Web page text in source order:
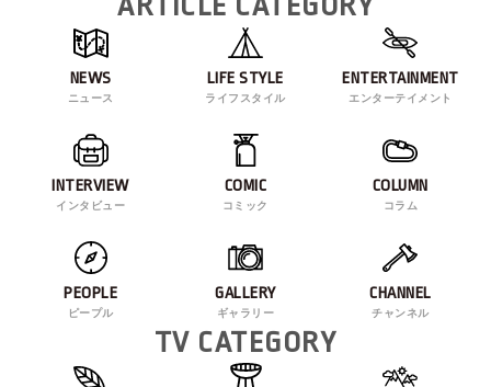
NEWS
ニュース
LIFE STYLE
ライフスタイル
ENTERTAINMENT
エンターテイメント
INTERVIEW
インタビュー
COMIC
コミック
COLUMN
コラム
PEOPLE
ピープル
GALLERY
ギャラリー
CHANNEL
チャンネル
TV CATEGORY